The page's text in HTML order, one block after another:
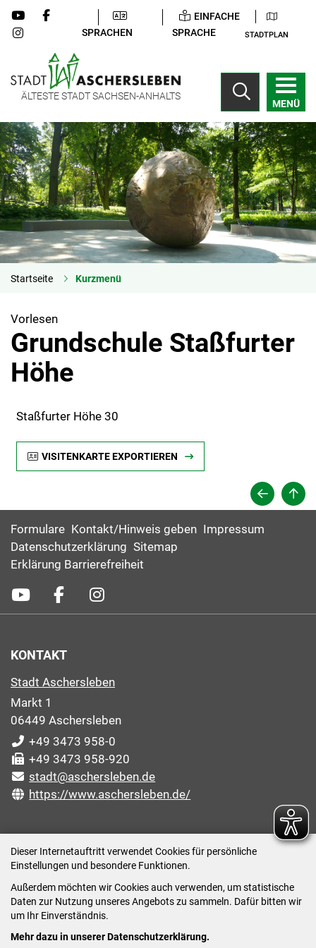
Dieser Internetauftritt verwendet Cookies für persönliche
Einstellungen und besondere Funktionen.
Außerdem möchten wir Cookies auch verwenden, um statistische
Daten zur Nutzung unseres Angebots zu sammeln. Dafür bitten wir
um Ihr Einverständnis.
Mehr dazu in unserer Datenschutzerklärung.
SPRACHEN
EINFACHE
SPRACHE
STADTPLAN
ÄLTESTE STADT SACHSEN-ANHALTS
MENÜ
Startseite Kurzmenü
Vorlesen
Grundschule Staßfurter
Höhe
Staßfurter Höhe 30
VISITENKARTE EXPORTIEREN
Formulare Kontakt/Hinweis geben Impressum
Datenschutzerklärung Sitemap
Erklärung Barrierefreiheit
KONTAKT
Stadt Aschersleben
Markt 1
06449 Aschersleben
+49 3473 958-0
+49 3473 958-920
stadt@aschersleben.de
https://www.aschersleben.de/
Montag: 09:00-12:00 /14:00-15:00 Uhr
Dienstag: 09:00-12:00 /14:00-16:00 Uhr
Mittwoch: 09:00 - 12:00 Uhr (nach vorheriger